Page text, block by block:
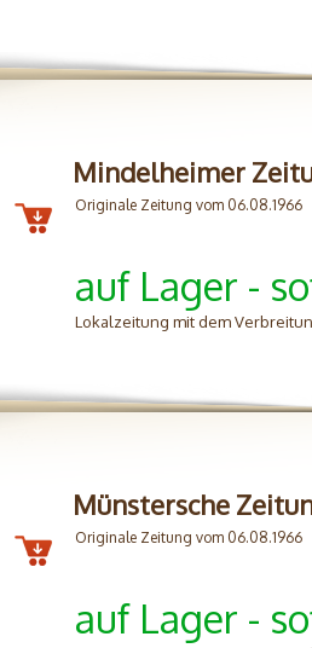
Mindelheimer
Originale Zeitung vom 06.08.1966
auf Lager -
Lokalzeitung mit dem
Münstersche
Originale Zeitung vom 06.08.1966
auf Lager -